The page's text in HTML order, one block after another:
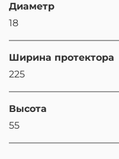
Диаметр
18
Ширина протектора
225
Высота
55